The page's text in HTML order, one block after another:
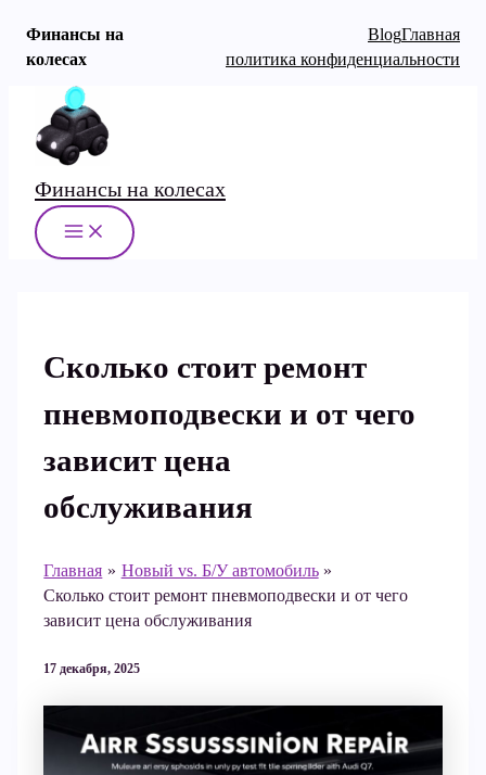
Финансы на
колесах
BlogГлавная
политика конфиденциальности
Перейти
содержимому
Финансы на колесах
MAIN
MENU
Сколько стоит ремонт
пневмоподвески и от чего
зависит цена
обслуживания
Главная
Новый vs. Б/У автомобиль
Сколько стоит ремонт пневмоподвески и от чего
зависит цена обслуживания
17 декабря, 2025